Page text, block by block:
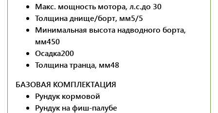
Макс. мощность мотора, л.с.до 30
Толщина днище/борт, мм5/5
Минимальная высота надводного борта,
мм450
Осадка200
Толщина транца, мм48
БАЗОВАЯ КОМПЛЕКТАЦИЯ
Рундук кормовой
Рундук на фиш-палубе